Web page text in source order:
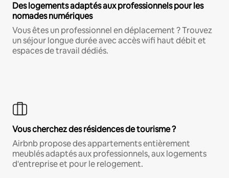
Des logements adaptés aux professionnels pour les
nomades numériques
Vous êtes un professionnel en déplacement ? Trouvez
un séjour longue durée avec accès wifi haut débit et
espaces de travail dédiés.
Vous cherchez des résidences de tourisme ?
Airbnb propose des appartements entièrement
meublés adaptés aux professionnels, aux logements
d'entreprise et pour le relogement.